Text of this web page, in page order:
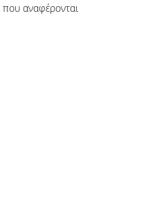
που αναφέρονται